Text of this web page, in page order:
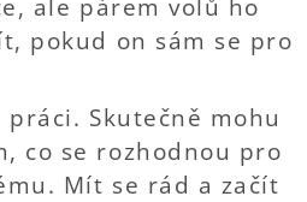
ale párem volů ho
pokud on sám se pro
Skutečně mohu
co se rozhodnou pro
Mít se rád a začít